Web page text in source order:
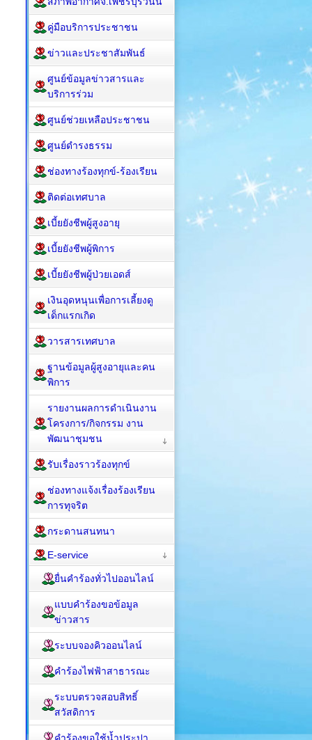
คู่มือบริการประชาชน
ข่าวและประชาสัมพันธ์
ศูนย์ข้อมูลข่าวสารและ
บริการร่วม
ศูนย์ช่วยเหลือประชาชน
ศูนย์ดำรงธรรม
ช่องทางร้องทุกข์-ร้องเรียน
ติดต่อเทศบาล
เบี้ยยังชีพผู้สูงอายุ
เบี้ยยังชีพผู้พิการ
เบี้ยยังชีพผู้ป่วยเอดส์
เงินอุดหนุนเพื่อการเลี้ยงดู
เด็กแรกเกิด
วารสารเทศบาล
ฐานข้อมูลผู้สูงอายุและคน
พิการ
รายงานผลการดำเนินงาน
โครงการ/กิจกรรม งาน
พัฒนาชุมชน
รับเรื่องราวร้องทุกข์
ช่องทางแจ้งเรื่องร้องเรียน
การทุจริต
กระดานสนทนา
E-service
ยื่นคำร้องทั่วไปออนไลน์
แบบคำร้องขอข้อมูล
ข่าวสาร
ระบบจองคิวออนไลน์
คำร้องไฟฟ้าสาธารณะ
ระบบตรวจสอบสิทธิ์
สวัสดิการ